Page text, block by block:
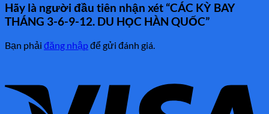
Hãy là người đầu tiên nhận xét “CÁC KỲ BAY
THÁNG 3-6-9-12. DU HỌC HÀN QUỐC”
Bạn phải đăng nhậpđể gửi đánh giá.